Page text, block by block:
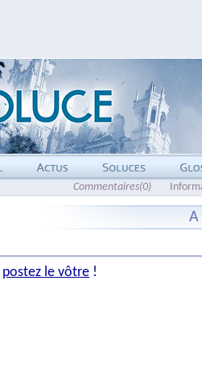
Commentaires(0)
A
postez le vôtre !